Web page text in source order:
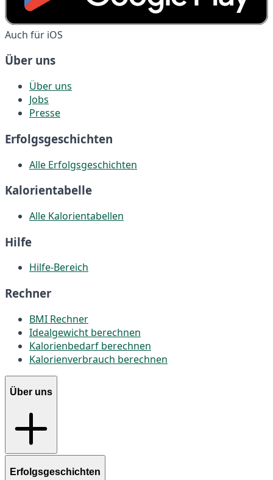
Auch für iOS
Über uns
Über uns
Jobs
Presse
Erfolgsgeschichten
Alle Erfolgsgeschichten
Kalorientabelle
Alle Kalorientabellen
Hilfe
Hilfe-Bereich
Rechner
BMI Rechner
Idealgewicht berechnen
Kalorienbedarf berechnen
Kalorienverbrauch berechnen
Über uns
Erfolgsgeschichten